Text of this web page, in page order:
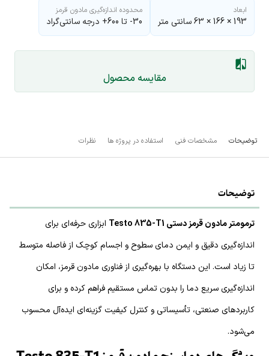
ابعاد
193 × 166 × 63 سانتی متر
محدوده اندازه‌گیری مادون قرمز
30- تا 600+ درجه سانتی‌گراد
مقایسه محصول
توضیحات مشخصات فنی استفاده در پروژه ها نظرات
توضیحات
ترمومتر مادون قرمز دستی Testo 835-T1
ابزاری حرفه‌ای برای
اندازه‌گیری دقیق و ایمن دمای سطوح و اجسام کوچک از فاصله متوسط
تا زیاد است. این دستگاه با بهره‌گیری از فناوری مادون قرمز، امکان
اندازه‌گیری سریع دما را بدون تماس مستقیم فراهم کرده و برای
کاربردهای صنعتی، تأسیساتی و کنترل کیفیت گزینه‌ای ایده‌آل محسوب
می‌شود.